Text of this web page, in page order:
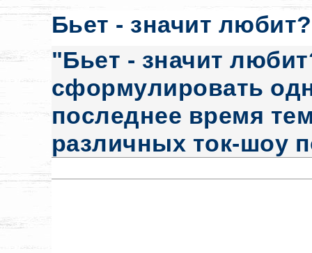
Бьет - значит любит?
"Бьет - значит
сформулировать
последнее время
различных ток-шоу